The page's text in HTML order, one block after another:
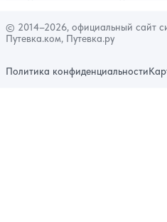
© 2014–2026, официальный сайт
Путевка.ком, Путевка.ру
Политика конфиденциальности